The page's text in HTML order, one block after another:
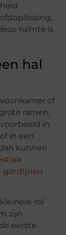
ruimte is
hal
of
ramen,
in
in een
kunnen
gordijnen
rol
zijn
eerste